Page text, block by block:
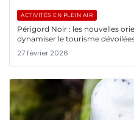
ACTIVITÉS EN PLEIN AIR
Périgord Noir : les nouvelles
dynamiser le tourisme
27 février 2026